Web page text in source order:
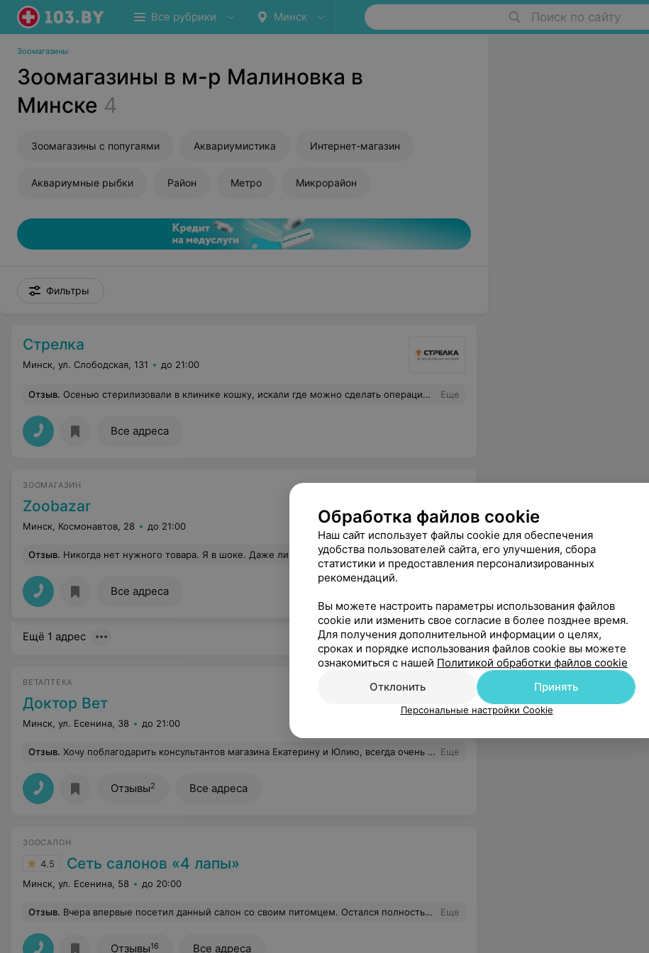
Все рубрики Минск Поиск по сайту
Зоомагазины
Зоомагазины в м-р Малиновка в
Минске 4
Зоомагазины с попугаями Аквариумистика Интернет-магазин
Аквариумные рыбки Район Метро Микрорайон
Фильтры
Стрелка
Минск, ул. Слободская, 131 до 21:00
Отзыв. Осенью стерилизовали в клинике кошку, искали где можно сделать операцию качественно и лапароскопически. Операция прошла быстро, от наркоза кошка отошла быстро и без проблем. Швы зажили хорошо. Очень понравилась полная консультация, врач и администратор ответили на все вопросы. Всем рекомендую. Еще
Все адреса
ЗООМАГАЗИН
Zoobazar
Минск, Космонавтов, 28 до 21:00
Отзыв. Никогда нет нужного товара. Я в шоке. Даже линейка Рояла не вся предоставлена. Еще
Все адреса
Ещё 1 адрес
ВЕТАПТЕКА
Доктор Вет
Минск, ул. Есенина, 38 до 21:00
Отзыв. Хочу поблагодарить консультантов магазина Екатерину и Юлию, всегда очень доброжелательно,подробная консультация,если есть какой то вопрос, абсолютно на своем месте!! Еще
Отзывы2 Все адреса
ЗООСАЛОН
4.5 Сеть салонов «4 лапы»
Минск, ул. Есенина, 58 до 20:00
Отзыв. Вчера впервые посетил данный салон со своим питомцем. Остался полностью удовлетворен сервисом и качеством оказываемых услуг. Если по-порядку, то: нашел салон в интернете по близости от дома, позвонил записался, накануне девушка администратор позвонила и напомнила о записи, пришел в назначенное время, внутри очень мило, собаками не пахнет, администратор очень приятная, грумер выслушал мои пожелания по стрижке, посоветовал со своей стороны некоторые детали, далее я оставил собаку и уехал по делам. За полчаса до завершения стрижки мне позвонили и сообщили об этом. Собака выбежала довольная, не измученная, стрижка аккуратная, все, о чем говорилось, учли. При оплате сделали скидку 20 %, как новым клиентам (хороший бонус!). Итог: ушел довольный и вернусь еще. Еще
Отзывы16 Все адреса
Обработка файлов cookie
Наш сайт использует файлы cookie для обеспечения
удобства пользователей сайта, его улучшения, сбора
статистики и предоставления персонализированных
рекомендаций.
Вы можете настроить параметры использования файлов
cookie или изменить свое согласие в более позднее время.
Для получения дополнительной информации о целях,
сроках и порядке использования файлов cookie вы можете
ознакомиться с нашей Политикой обработки файлов cookie
Отклонить
Принять
Персональные настройки Cookie